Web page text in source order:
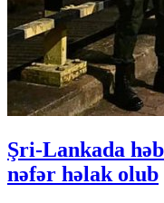
Şri-Lankada
nəfər həlak olub